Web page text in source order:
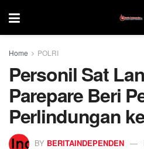
Home POLRI
Personil Sat
Parepare Beri
Perlindungan
BY BERITAINDEPENDEN